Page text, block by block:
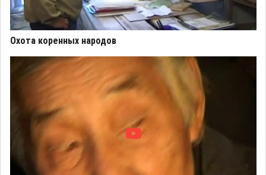
Охота коренных народов